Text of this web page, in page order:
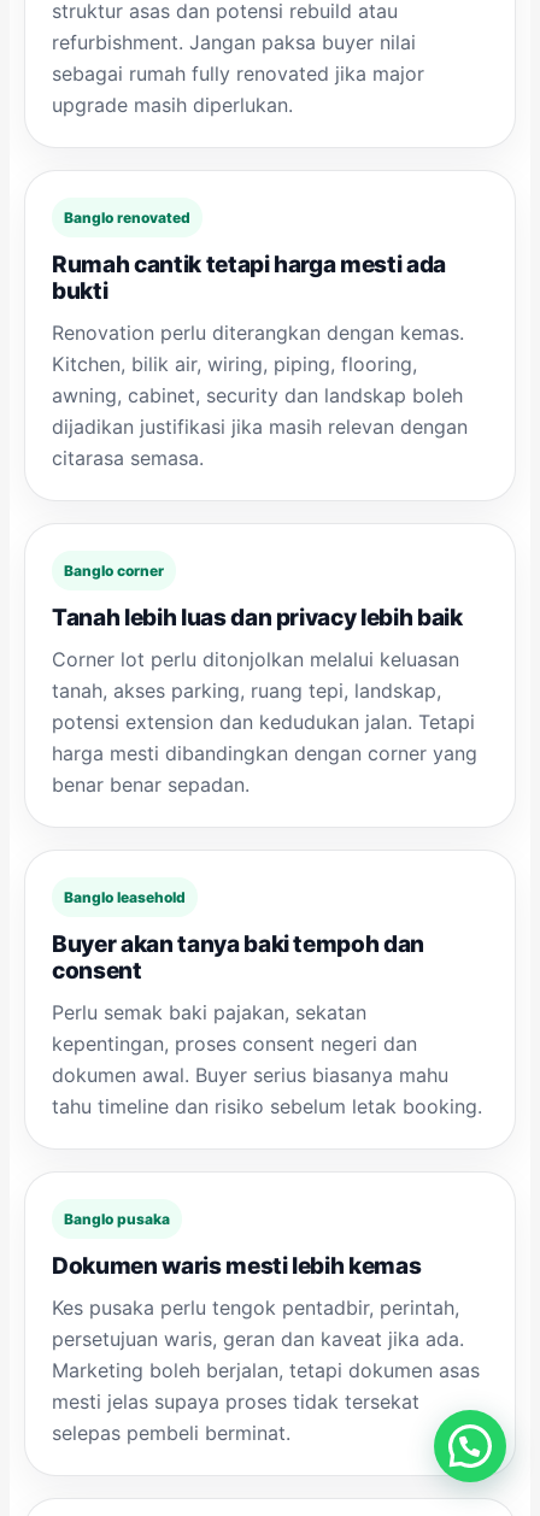
struktur asas dan potensi rebuild atau
refurbishment. Jangan paksa buyer nilai
sebagai rumah fully renovated jika major
upgrade masih diperlukan.
Banglo renovated
Rumah cantik tetapi harga mesti ada
bukti
Renovation perlu diterangkan dengan kemas.
Kitchen, bilik air, wiring, piping, flooring,
awning, cabinet, security dan landskap boleh
dijadikan justifikasi jika masih relevan dengan
citarasa semasa.
Banglo corner
Tanah lebih luas dan privacy lebih baik
Corner lot perlu ditonjolkan melalui keluasan
tanah, akses parking, ruang tepi, landskap,
potensi extension dan kedudukan jalan. Tetapi
harga mesti dibandingkan dengan corner yang
benar benar sepadan.
Banglo leasehold
Buyer akan tanya baki tempoh dan
consent
Perlu semak baki pajakan, sekatan
kepentingan, proses consent negeri dan
dokumen awal. Buyer serius biasanya mahu
tahu timeline dan risiko sebelum letak booking.
Banglo pusaka
Dokumen waris mesti lebih kemas
Kes pusaka perlu tengok pentadbir, perintah,
persetujuan waris, geran dan kaveat jika ada.
Marketing boleh berjalan, tetapi dokumen asas
mesti jelas supaya proses tidak tersekat
selepas pembeli berminat.